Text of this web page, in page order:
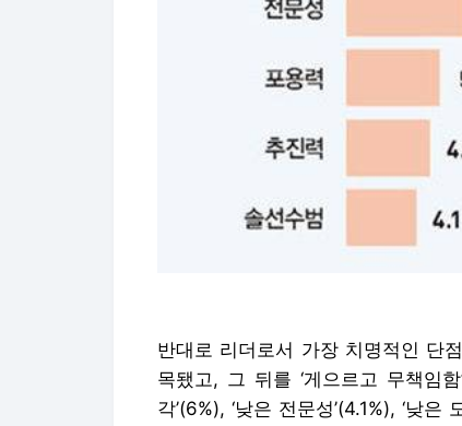
반대로 리더로서 가장 치명적인 단
목됐고, 그 뒤를 ‘게으르고 무책임
각’(6%), ‘낮은 전문성’(4.1%), ‘낮은